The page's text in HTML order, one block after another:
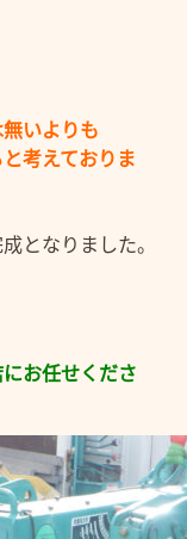
いよりも
考えておりま
となりました。
お任せくださ